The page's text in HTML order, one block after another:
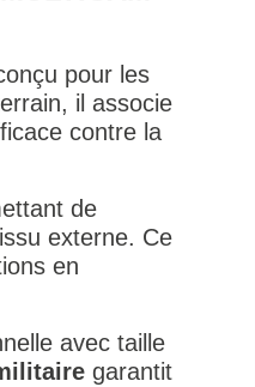
pour les
il associe
contre la
de
externe. Ce
en
avec taille
garantit